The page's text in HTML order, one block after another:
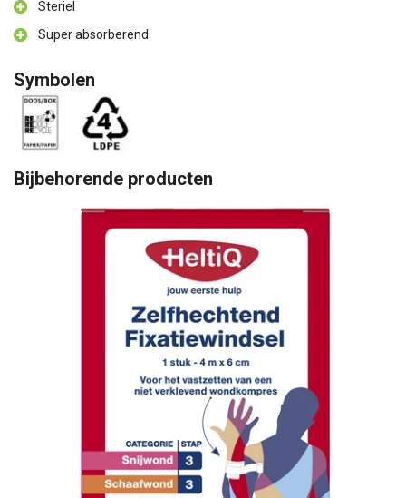
Steriel
Super absorberend
Symbolen
Bijbehorende producten